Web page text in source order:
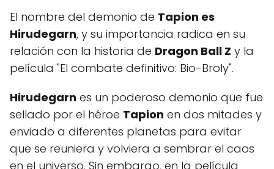
El nombre del demonio de Tapion es
Hirudegarn, y su importancia radica en su
relación con la historia de Dragon Ball Z y la
película "El combate definitivo: Bio-Broly".
Hirudegarn es un poderoso demonio que fue
sellado por el héroe Tapion en dos mitades y
enviado a diferentes planetas para evitar
que se reuniera y volviera a sembrar el caos
en el universo. Sin embargo, en la película